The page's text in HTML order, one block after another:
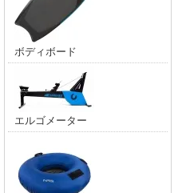
ボディボード
エルゴメーター